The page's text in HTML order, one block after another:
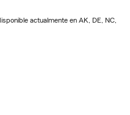
actualmente en AK, DE, NC,